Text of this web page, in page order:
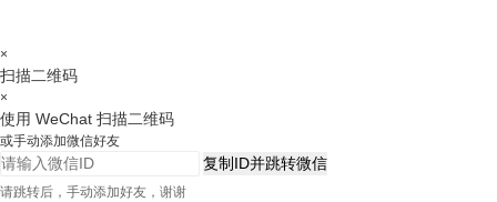
×
扫描二维码
×
使用 WeChat 扫描二维码
或手动添加微信好友
复制ID并跳转微信
请跳转后，手动添加好友，谢谢